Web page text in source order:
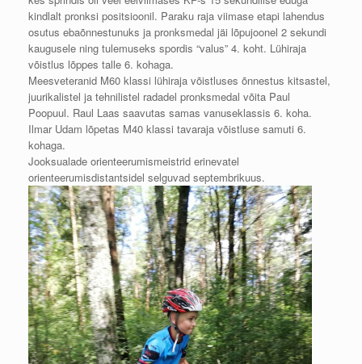
kindlalt pronksi positsioonil. Paraku raja viimase etapi lahendus
osutus ebaõnnestunuks ja pronksmedal jäi lõpujoonel 2 sekundi
kaugusele ning tulemuseks spordis “valus” 4. koht. Lühiraja
võistlus lõppes talle 6. kohaga.
Meesveteranid M60 klassi lühiraja võistluses õnnestus kitsastel,
juurikalistel ja tehnilistel radadel pronksmedal võita Paul
Poopuul. Raul Laas saavutas samas vanuseklassis 6. koha.
Ilmar Udam lõpetas M40 klassi tavaraja võistluse samuti 6.
kohaga.
Jooksualade orienteerumismeistrid erinevatel
orienteerumisdistantsidel selguvad septembrikuus.